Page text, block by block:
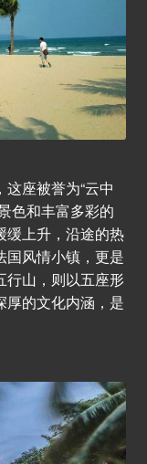
座被誉为“云中
色和丰富多彩的
缓上升，沿途的热
国风情小镇，更是
行山，则以五座形
厚的文化内涵，是